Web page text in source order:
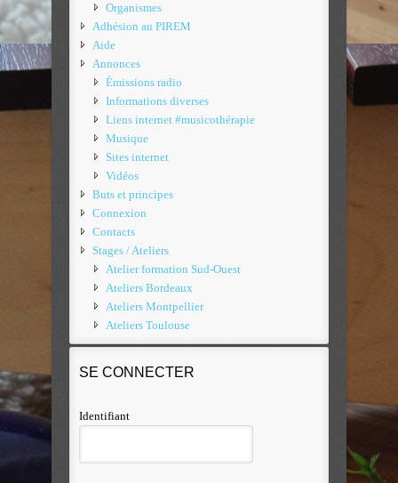
Organismes
Adhésion au PIREM
Aide
Annonces
Émissions radio
Informations diverses
Liens internet #musicothérapie
Musique
Sites internet
Vidéos
Buts et principes
Connexion
Contacts
Stages / Ateliers
Atelier formation Sud-Ouest
Ateliers Bordeaux
Ateliers Montpellier
Ateliers Toulouse
SE CONNECTER
Identifiant